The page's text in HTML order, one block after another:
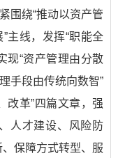
围绕“推动以资产管
主线，发挥“职能全
现“资产管理由分散
手段由传统向数智”
改革”四篇文章，强
人才建设、风险防
保障方式转型、服